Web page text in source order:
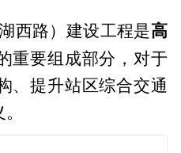
西路）建设工程是高
重要组成部分，对于
、提升站区综合交通